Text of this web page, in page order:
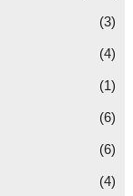
(3)
(4)
(1)
(6)
(6)
(4)